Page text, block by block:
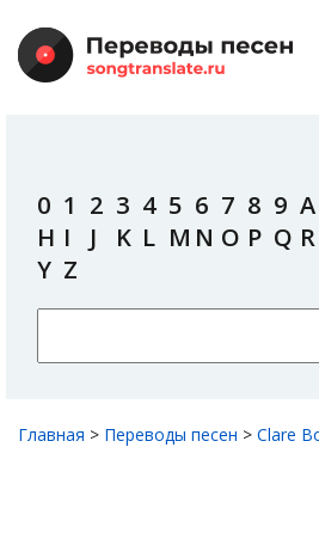
0 1 2 3 4 5 6 7 8 9 A
H I J K L M N O P Q R
Y Z
Главная > Переводы песен > Clare